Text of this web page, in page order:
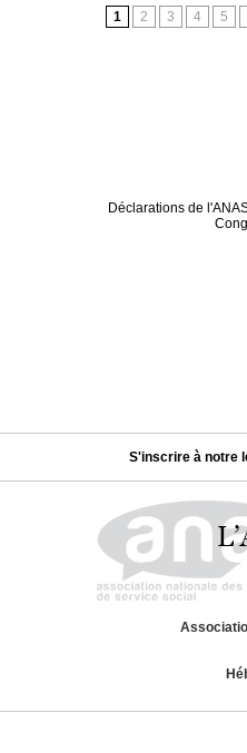
1 2 3 4 5
Déclarations de
S'inscrire à notre